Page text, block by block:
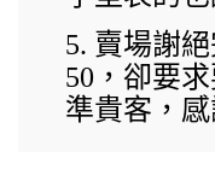
5. 賣場謝
50 ，卻要
準貴客，感